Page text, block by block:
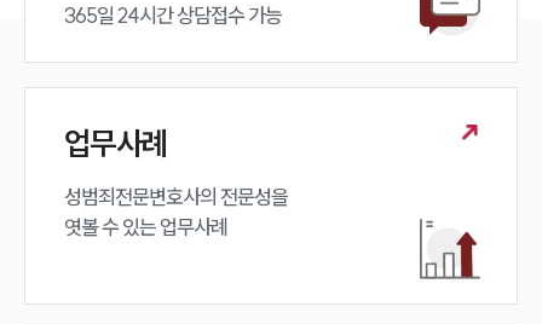
365일 24시간 상담접수 가능
업무사례
성범죄전문변호사의 전문성을
엿볼 수 있는 업무사례